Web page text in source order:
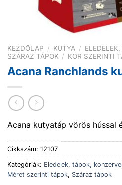
KEZDŐLAP / KUTYA /
SZÁRAZ TÁPOK / KOR SZERINTI
Acana Ranchlands
Acana kutyatáp vörös hússal
Cikkszám: 12107
Kategóriák: Eledelek, tápok,
Méret szerinti tápok, Száraz tápok